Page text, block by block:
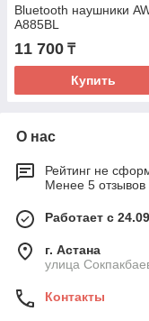
Bluetooth наушники
A885BL
11 700 ₸
Купить
О нас
Рейтинг не
Менее 5 отзывов
Работает с
г. Астана
улица
Контакты